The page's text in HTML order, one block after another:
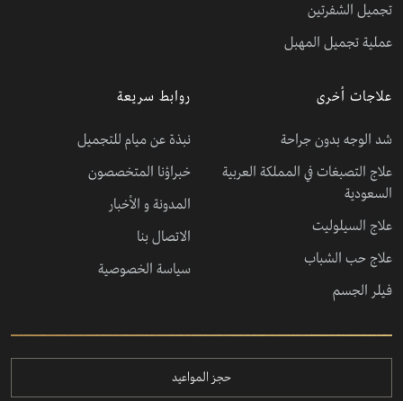
تجميل الشفرتين
عملية تجميل المهبل
علاجات أخرى
شد الوجه بدون جراحة
علاج التصبغات في المملكة العربية
السعودية
علاج السيلوليت
علاج حب الشباب
فيلر الجسم
روابط سريعة
نبذة عن ميام للتجميل
خبراؤنا المتخصصون
المدونة و الأخبار
الاتصال بنا
سياسة الخصوصية
حجز المواعيد